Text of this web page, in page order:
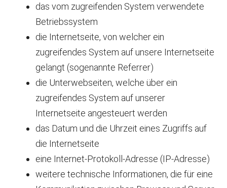
das vom zugreifenden System verwendete
Betriebssystem
die Internetseite, von welcher ein
zugreifendes System auf unsere Internetseite
gelangt (sogenannte Referrer)
die Unterwebseiten, welche über ein
zugreifendes System auf unserer
Internetseite angesteuert werden
das Datum und die Uhrzeit eines Zugriffs auf
die Internetseite
eine Internet-Protokoll-Adresse (IP-Adresse)
weitere technische Informationen, die für eine